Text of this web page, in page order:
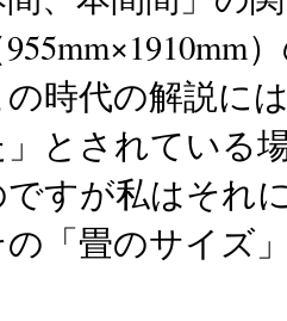
の時代の解説に
」とされている
ですが私はそれ
の「畳のサイズ